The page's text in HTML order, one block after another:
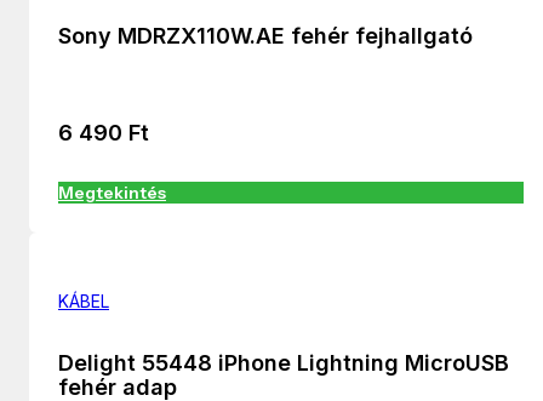
Sony MDRZX110W.AE fehér fejhallgató
6 490 Ft
Megtekintés
KÁBEL
Delight 55448 iPhone Lightning MicroUSB
fehér adap